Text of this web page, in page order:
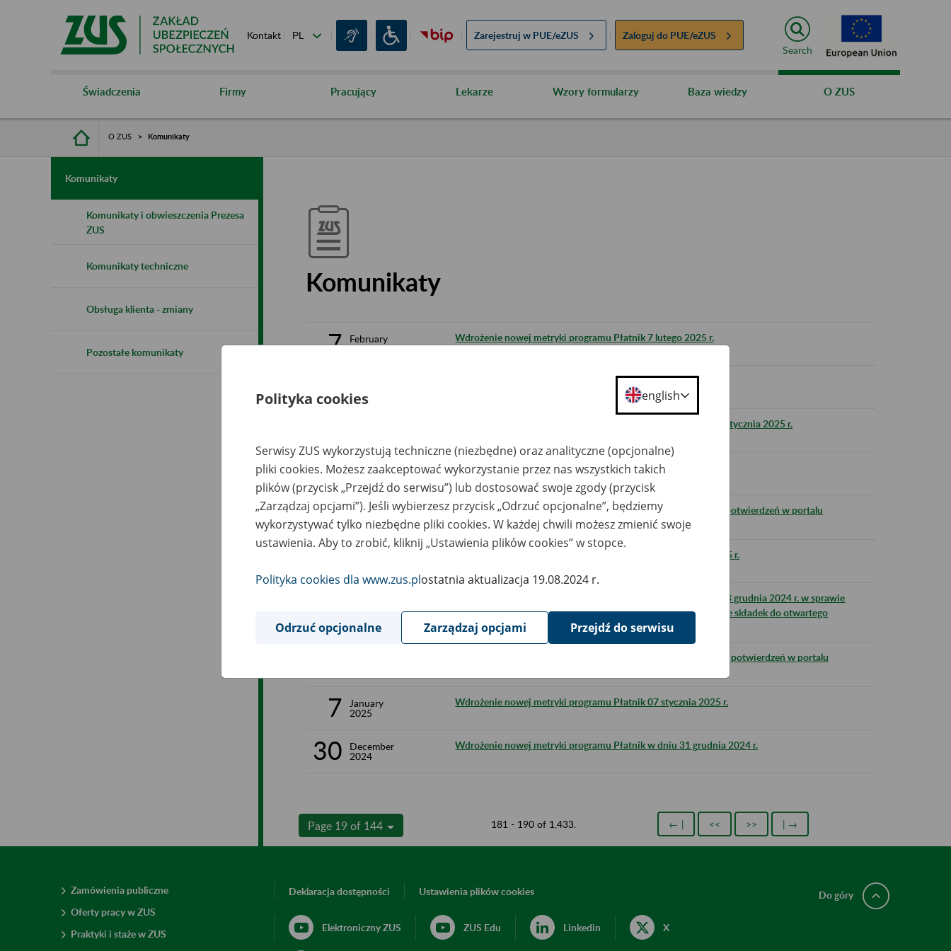
Kontakt Zarejestruj w PUE/eZUS Zaloguj do PUE/eZUS
Search
Świadczenia Firmy Pracujący Lekarze Wzory formularzy Baza wiedzy O ZUS
O ZUS Komunikaty
Komunikaty
Komunikaty i obwieszczenia Prezesa
ZUS
Komunikaty techniczne
Obsługa klienta - zmiany
Pozostałe komunikaty
Komunikaty
7
February
2025
Wdrożenie nowej metryki programu Płatnik 7 lutego 2025 r.
30 2025
Ograniczenie w dostępie do portalu PUE/eZUS 1 lutego 2025 r.
Ograniczenie w PUE/eZUS w dostępie do wniosku OK-EKS 31 stycznia 2025 r.
29
January
Wdrożenie nowej metryki programu Płatnik 31 stycznia 2025 r.
16
January
2025
Przywrócenie dostępności usługi samodzielnego generowania potwierdzeń w portalu
PUE/eZUS
15 Ograniczenie w dostępie do portalu PUE/eZUS 15 stycznia 2025 r.
Komunikat Prezesa Zakładu Ubezpieczeń Społecznych z dnia 13 grudnia 2024 r. w sprawie
wysokości odsetek należnych z tytułu nieprzekazania w terminie składek do otwartego
funduszu emerytalnego
Ograniczenie w dostępie do usługi samodzielnego generowania potwierdzeń w portalu
7
January
2025
Wdrożenie nowej metryki programu Płatnik 07 stycznia 2025 r.
30
December
2024
Wdrożenie nowej metryki programu Płatnik w dniu 31 grudnia 2024 r.
Page 19 of 144 181 - 190 of 1,433. ← | << >> | →
Zamówienia publiczne
Oferty pracy w ZUS
Praktyki i staże w ZUS
Deklaracja dostępności Ustawienia plików cookies
Elektroniczny ZUS ZUS Edu Linkedin X
Do góry
Polityka cookies english
Serwisy ZUS wykorzystują techniczne (niezbędne) oraz analityczne (opcjonalne)
pliki cookies. Możesz zaakceptować wykorzystanie przez nas wszystkich takich
plików (przycisk „Przejdź do serwisu”) lub dostosować swoje zgody (przycisk
„Zarządzaj opcjami”). Jeśli wybierzesz przycisk „Odrzuć opcjonalne”, będziemy
wykorzystywać tylko niezbędne pliki cookies. W każdej chwili możesz zmienić swoje
ustawienia. Aby to zrobić, kliknij „Ustawienia plików cookies” w stopce.
Polityka cookies dla www.zus.plostatnia aktualizacja 19.08.2024 r.
Odrzuć opcjonalne Zarządzaj opcjami Przejdź do serwisu